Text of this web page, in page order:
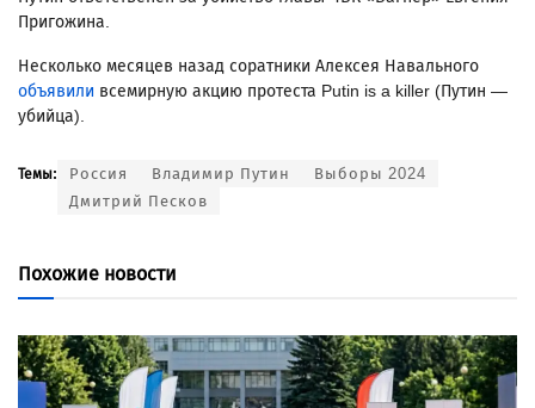
Пригожина.
Несколько месяцев назад соратники Алексея Навального
объявили всемирную акцию протеста Putin is a killer (Путин —
убийца).
Темы: Россия Владимир Путин
Выборы 2024
Дмитрий Песков
Похожие новости